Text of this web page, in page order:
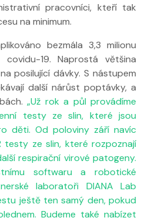
pracovníci, kteří tak
na minimum.
bezmála 3,3 milionu
19. Naprostá většina
posilující dávky. S nástupem
další nárůst poptávky, a
„Už rok a půl provádíme
testy ze slin, které jsou
děti. Od poloviny září navíc
testy ze slin, které rozpoznají
respirační virové patogeny.
softwaru a robotické
laboratoři DIANA Lab
ještě ten samý den, pokud
Budeme také nabízet